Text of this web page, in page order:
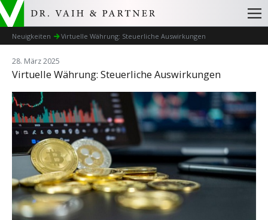
Neuigkeiten Virtuelle Währung: Steuerliche Auswirkungen
28. März 2025
Virtuelle Währung: Steuerliche Auswirkungen